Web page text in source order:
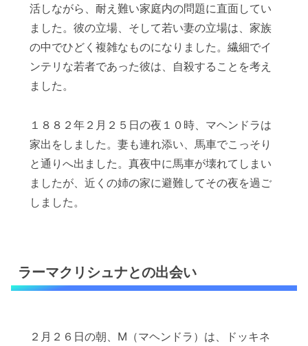
活しながら、耐え難い家庭内の問題に直面してい
ました。彼の立場、そして若い妻の立場は、家族
の中でひどく複雑なものになりました。繊細でイ
ンテリな若者であった彼は、自殺することを考え
ました。
１８８２年２月２５日の夜１０時、マヘンドラは
家出をしました。妻も連れ添い、馬車でこっそり
と通りへ出ました。真夜中に馬車が壊れてしまい
ましたが、近くの姉の家に避難してその夜を過ご
しました。
ラーマクリシュナとの出会い
２月２６日の朝、M（マヘンドラ）は、ドッキネ